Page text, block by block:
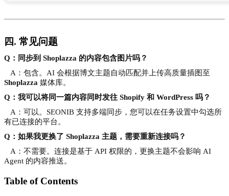
四. 常见问题
Q：同步到 Shoplazza 的内容包含图片吗？
A：包含。AI 会根据博文主题自动匹配并上传高质量插图至
Shoplazza 媒体库。
Q：我可以将同一篇内容同时发往 Shopify 和 WordPress 吗？
A：可以。SEONIB 支持多端同步，您可以在任务设置中勾选所
有已连接的平台。
Q：如果我更换了 Shoplazza 主题，需要重新连接吗？
A：不需要。连接是基于 API 权限的，更换主题不会影响 AI
Agent 的内容推送。
Table of Contents